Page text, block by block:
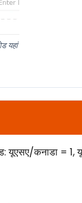
यहां
यूएसए/कनाडा =